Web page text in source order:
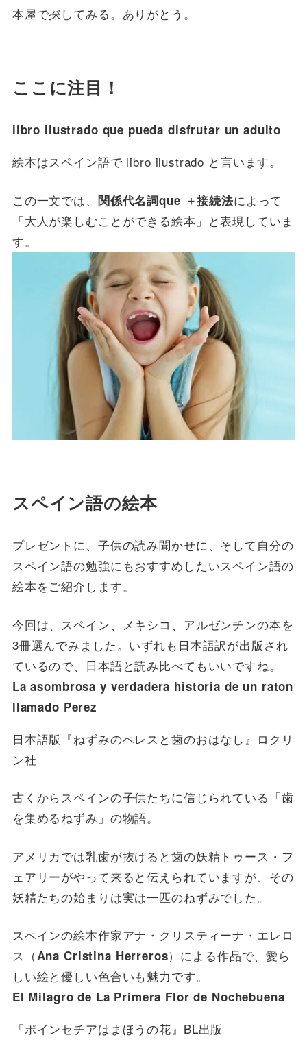
本屋で探してみる。ありがとう。
ここに注目！
libro ilustrado que pueda disfrutar un adulto
絵本はスペイン語で libro ilustrado と言います。
この一文では、 関係代名詞que ＋接続法によって
「大人が楽しむことができる絵本」と表現していま
す。
スペイン語の絵本
プレゼントに、子供の読み聞かせに、そして自分の
スペイン語の勉強にもおすすめしたいスペイン語の
絵本をご紹介します。
今回は、スペイン、メキシコ、アルゼンチンの本を
3冊選んでみました。いずれも日本語訳が出版され
ているので、日本語と読み比べてもいいですね。
La asombrosa y verdadera historia de un raton
llamado Perez
日本語版『ねずみのペレスと歯のおはなし』ロクリ
ン社
古くからスペインの子供たちに信じられている「歯
を集めるねずみ」の物語。
アメリカでは乳歯が抜けると歯の妖精トゥース・フ
ェアリーがやって来ると伝えられていますが、その
妖精たちの始まりは実は一匹のねずみでした。
スペインの絵本作家アナ・クリスティーナ・エレロ
ス（Ana Cristina Herreros）による作品で、愛ら
しい絵と優しい色合いも魅力です。
El Milagro de La Primera Flor de Nochebuena
『ポインセチアはまほうの花』BL出版